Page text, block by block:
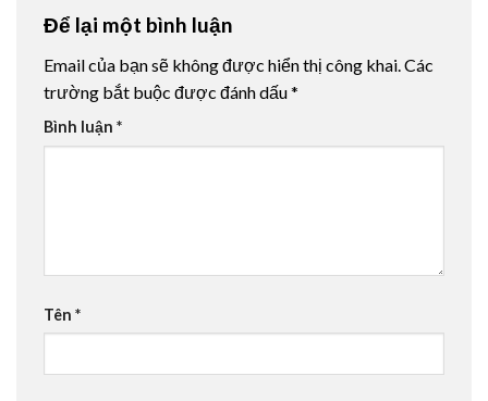
Để lại một bình luận
Email của bạn sẽ không được hiển thị công khai.Các
trường bắt buộc được đánh dấu*
Bình luận *
Tên *